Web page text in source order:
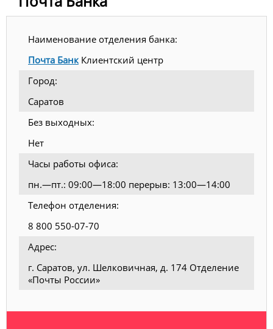
Наименование отделения банка:
Почта БанкКлиентский центр
Город:
Саратов
Без выходных:
Нет
Часы работы офиса:
пн.—пт.: 09:00—18:00 перерыв: 13:00—14:00
Телефон отделения:
8 800 550-07-70
Адрес:
г. Саратов, ул. Шелковичная, д. 174 Отделение
«Почты России»